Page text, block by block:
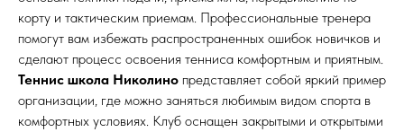
корту и тактическим приемам. Профессиональные тренера
помогут вам избежать распространенных ошибок новичков и
сделают процесс освоения тенниса комфортным и приятным.
Теннис школа Николино представляет собой яркий пример
организации, где можно заняться любимым видом спорта в
комфортных условиях. Клуб оснащен закрытыми и открытыми